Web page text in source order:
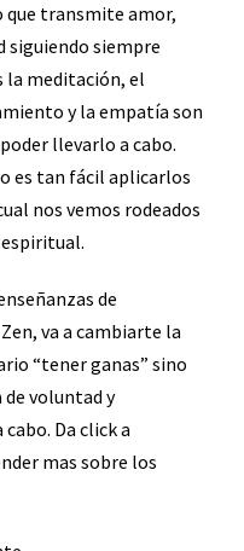
que transmite amor,
siguiendo siempre
la meditación, el
y la empatía son
llevarlo a cabo.
es tan fácil aplicarlos
nos vemos rodeados
de
va a cambiarte la
“tener ganas” sino
de voluntad y
Da click a
mas sobre los